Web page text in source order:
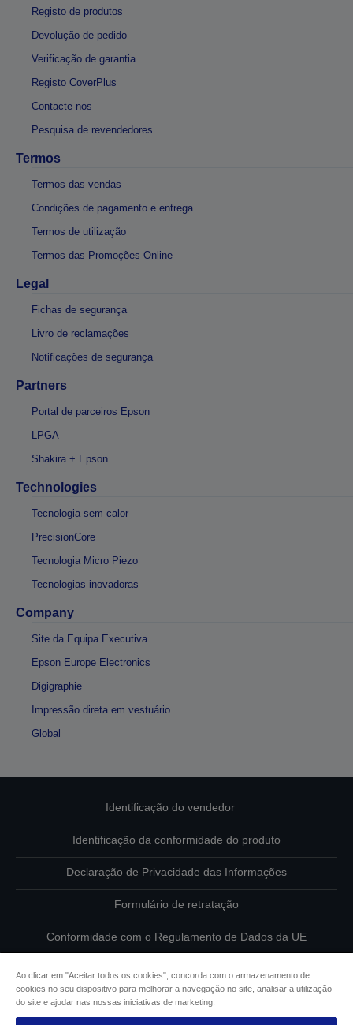
Registo de produtos
Devolução de pedido
Verificação de garantia
Registo CoverPlus
Contacte-nos
Pesquisa de revendedores
Termos
Termos das vendas
Condições de pagamento e entrega
Termos de utilização
Termos das Promoções Online
Legal
Fichas de segurança
Livro de reclamações
Notificações de segurança
Partners
Portal de parceiros Epson
LPGA
Shakira + Epson
Technologies
Tecnologia sem calor
PrecisionCore
Tecnologia Micro Piezo
Tecnologias inovadoras
Company
Site da Equipa Executiva
Epson Europe Electronics
Digigraphie
Impressão direta em vestuário
Global
Identificação do vendedor
Identificação da conformidade do produto
Declaração de Privacidade das Informações
Formulário de retratação
Conformidade com o Regulamento de Dados da UE
Informações sobre cookies
Ao clicar em "Aceitar todos os cookies", concorda com o armazenamento de
cookies no seu dispositivo para melhorar a navegação no site, analisar a utilização
do site e ajudar nas nossas iniciativas de marketing.